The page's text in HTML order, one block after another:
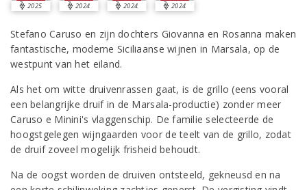
2025 2024 2024 2024
Stefano Caruso en zijn dochters Giovanna en Rosanna maken
fantastische, moderne Siciliaanse wijnen in Marsala, op de
westpunt van het eiland.
Als het om witte druivenrassen gaat, is de grillo (eens vooral
een belangrijke druif in de Marsala-productie) zonder meer
Caruso e Minini's vlaggenschip. De familie selecteerde de
hoogstgelegen wijngaarden voor de teelt van de grillo, zodat
de druif zoveel mogelijk frisheid behoudt.
Na de oogst worden de druiven ontsteeld, gekneusd en na